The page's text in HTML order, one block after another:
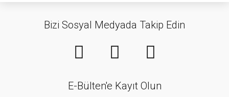
Bizi Sosyal Medyada Takip Edin
E-Bülten'e Kayıt Olun